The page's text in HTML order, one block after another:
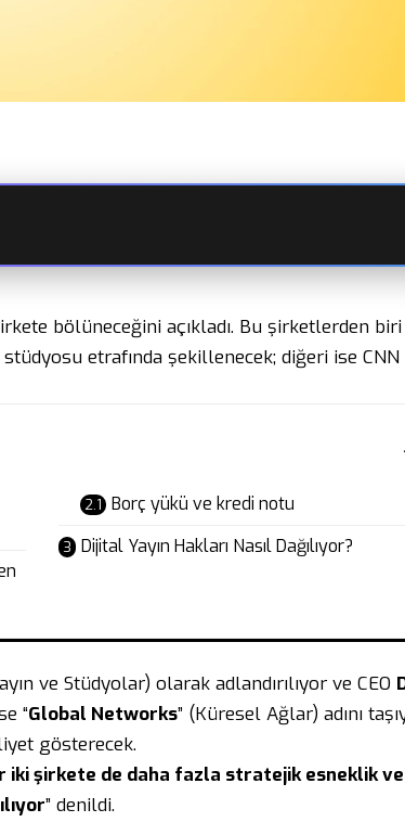
bölüneceğini açıkladı. Bu şirketlerden biri
etrafında şekillenecek; diğeri ise CNN
Borç yükü ve kredi notu
Dijital Yayın Hakları Nasıl Dağılıyor?
ve Stüdyolar) olarak adlandırılıyor ve CEO
“Global Networks” (Küresel Ağlar) adını
gösterecek.
iki şirkete de daha fazla stratejik esneklik ve
” denildi.